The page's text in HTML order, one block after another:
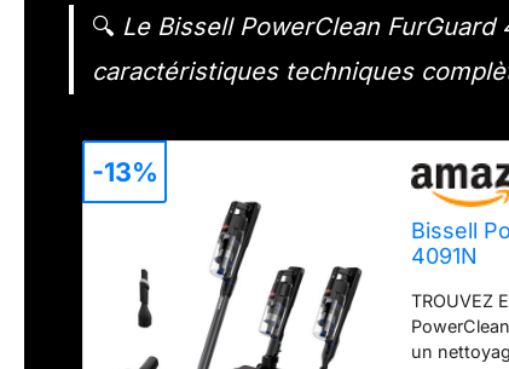
🔍 Le Bissell PowerClean
caractéristiques techniques
Bissell
4091N
TROUVEZ
un
-13%